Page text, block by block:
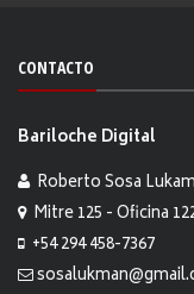
CONTACTO
Bariloche Digital
Roberto Sosa Lukam
Mitre 125 - Oficina
+54 294 458-7367